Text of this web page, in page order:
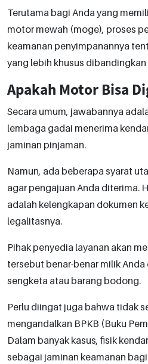
Terutama bagi Anda yang
motor mewah (moge), proses
keamanan penyimpanannya
yang lebih khusus
Apakah Motor Bisa
Secara umum, jawabannya
lembaga gadai menerima
jaminan pinjaman.
Namun, ada beberapa syarat
agar pengajuan Anda diterima.
adalah kelengkapan dokumen
legalitasnya.
Pihak penyedia layanan akan
tersebut benar-benar milik
sengketa atau barang bodong.
Perlu diingat juga bahwa tidak
mengandalkan BPKB (Buku
Dalam banyak kasus, fisik
sebagai jaminan keamanan